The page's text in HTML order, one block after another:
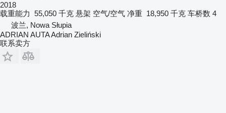
2018
载重能力 55,050 千克 悬架 空气/空气 净重 18,950 千克 车桥数 4
波兰, Nowa Słupia
ADRIAN AUTA Adrian Zieliński
联系卖方